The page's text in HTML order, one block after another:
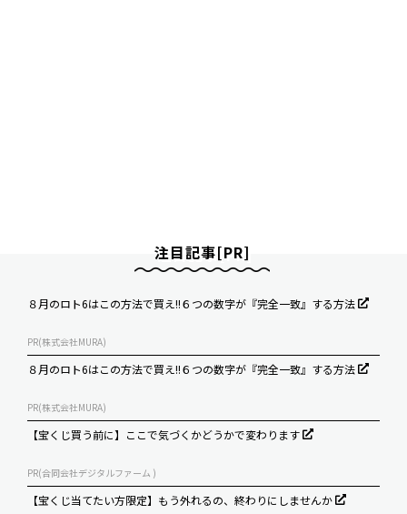
注目記事[PR]
８月のロト6はこの方法で買え!!６つの数字が『完全一致』する方法
PR(株式会社MURA)
８月のロト6はこの方法で買え!!６つの数字が『完全一致』する方法
PR(株式会社MURA)
【宝くじ買う前に】ここで気づくかどうかで変わります
PR(合同会社デジタルファーム )
【宝くじ当てたい方限定】もう外れるの、終わりにしませんか